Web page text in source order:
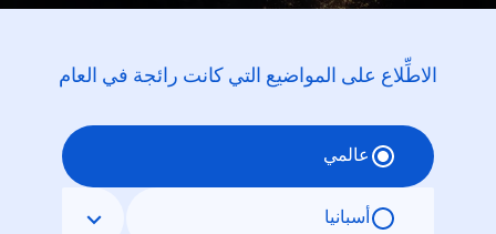
الاطِّلاع على المواضيع التي كانت رائجة في العام
عالمي
أسبانيا